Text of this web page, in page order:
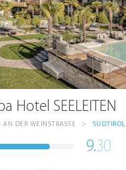
Hotel SEELEITEN
AN DER WEINSTRASSE > SÜDTIROL
9.30